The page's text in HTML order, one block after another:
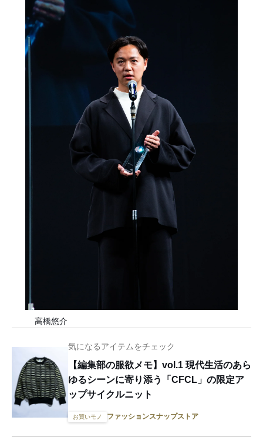
高橋悠介
気になるアイテムをチェック
【編集部の服欲メモ】vol.1 現代生活のあら
ゆるシーンに寄り添う「CFCL」の限定ア
ップサイクルニット
お買いモノ ファッションスナップストア